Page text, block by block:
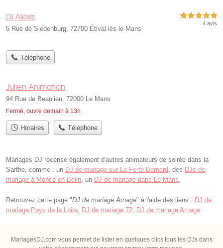
Dj Alexis
5 Rue de Siedenburg, 72700 Étival-lès-le-Mans
5,0 étoiles sur 5
4 avis
Téléphone
Julien Animation
94 Rue de Beaulieu, 72000 Le Mans
Fermé, ouvre demain à 13h
Horaires Téléphone
Mariages DJ recense également d'autres animateurs de soirée dans la
Sarthe, comme : un DJ de mariage sur La Ferté-Bernard , des DJs de
mariage à Moncé-en-Belin , un DJ de mariage dans Le Mans
Retrouvez cette page "DJ de mariage Arnage" à l'aide des liens : DJ de
mariage Pays de la Loire DJ de mariage 72 DJ de mariage Arnage
MariagesDJ.com vous permet de lister en quelques clics tous les DJs dans